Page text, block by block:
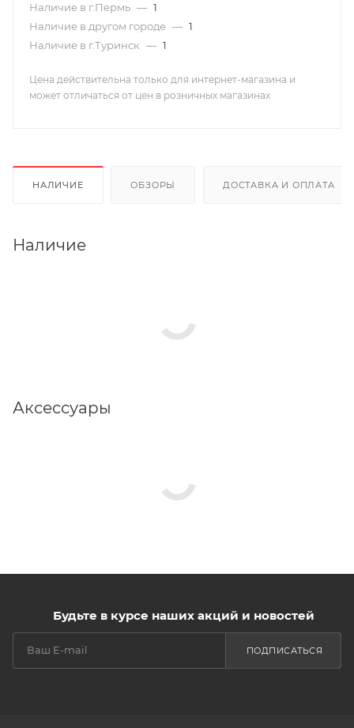
Наличие в г.Пермь — 1
Наличие в другом городе — 1
Наличие в г.Туринск — 1
Цена действительна только для интернет-магазина и
может отличаться от цен в розничных магазинах
НАЛИЧИЕ ОБЗОРЫ ДОСТАВКА И ОПЛАТА
Наличие
Аксессуары
Будьте в курсе наших акций и новостей
ПОДПИСАТЬСЯ